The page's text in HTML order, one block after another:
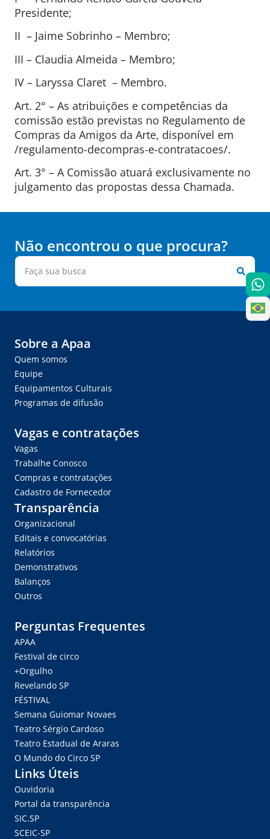
Presidente;
II – Jaime Sobrinho – Membro;
III – Claudia Almeida – Membro;
IV – Laryssa Claret – Membro.
Art. 2° – As atribuições e competências da
comissão estão previstas no Regulamento de
Compras da Amigos da Arte, disponível em
/regulamento-decompras-e-contratacoes/.
Art. 3° – A Comissão atuará exclusivamente no
julgamento das propostas dessa Chamada.
Não encontrou o que procura?
Sobre a Apaa
Quem somos
Equipe
Equipamentos Culturais
Programas de difusão
Vagas e contratações
Vagas
Trabalhe Conosco
Compras e contratações
Cadastro de Fornecedor
Transparência
Organizacional
Editais e convocatórias
Relatórios
Demonstrativos
Balanços
Outros
Perguntas Frequentes
APAA
Festival de circo
+Orgulho
Revelando SP
FÉSTIVAL
Semana Guiomar Novaes
Teatro Sérgio Cardoso
Teatro Estadual de Araras
O Mundo do Circo SP
Links Úteis
Ouvidoria
Portal da transparência
SIC.SP
SCEIC-SP